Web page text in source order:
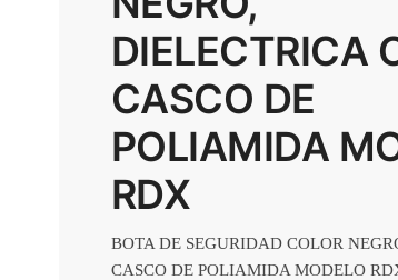
DIELECTRICA
CASCO DE
POLIAMIDA
RDX
BOTA DE SEGURIDAD COLOR
CASCO DE POLIAMIDA MODELO